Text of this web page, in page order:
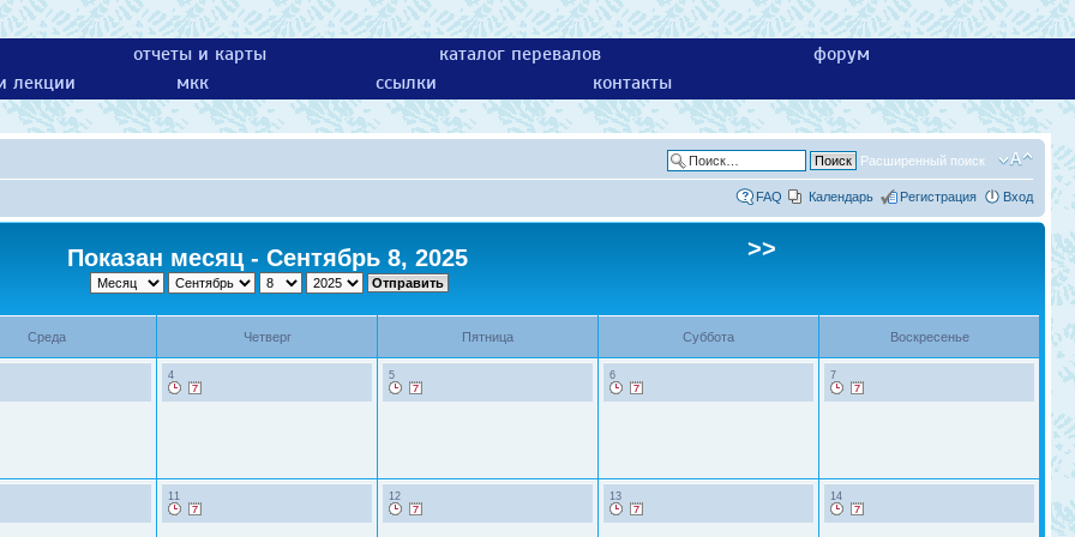
отчеты и карты каталог перевалов
форум
лекции
мкк ссылки контакты
Расширенный поиск
FAQ Календарь Регистрация Вход
Показан месяц - Сентябрь 8, 2025 >>
Среда Четверг Пятница Суббота Воскресенье
4 5 6 7
11 12 13 14